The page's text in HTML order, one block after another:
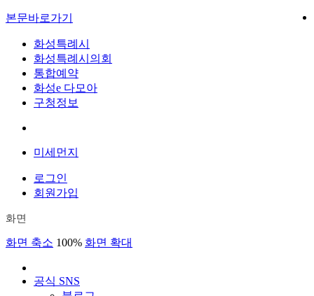
본문바로가기
화성특례시
화성특례시의회
통합예약
화성e 다모아
구청정보
미세먼지
로그인
회원가입
화면
화면 축소 100% 화면 확대
공식 SNS